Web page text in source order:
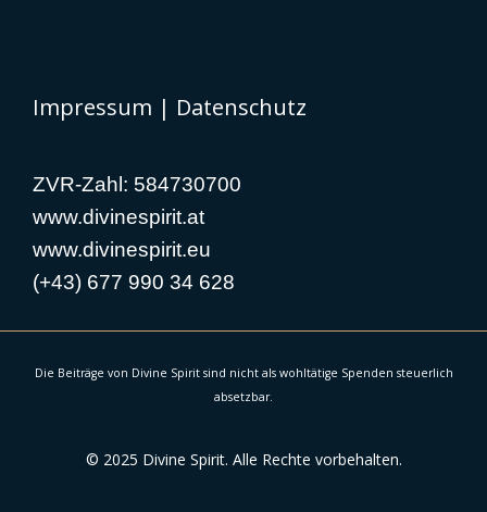
Impressum | Datenschutz
ZVR-Zahl: 584730700
www.divinespirit.at
www.divinespirit.eu
(+43) 677 990 34 628
Die Beiträge von Divine Spirit sind nicht als wohltätige Spenden steuerlich
absetzbar.
© 2025 Divine Spirit. Alle Rechte vorbehalten.